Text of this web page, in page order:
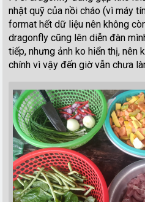
nhật quỹ của nồi cháo (vì máy
format hết dữ liệu nên không
dragonfly cũng lên diễn đàn
tiếp, nhưng ảnh ko hiển thị, nên
chính vì vậy đến giờ vẫn chưa